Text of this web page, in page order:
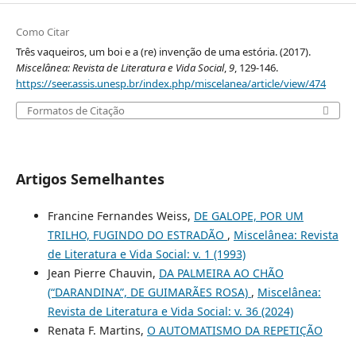
Como Citar
Três vaqueiros, um boi e a (re) invenção de uma estória. (2017).
Miscelânea: Revista de Literatura e Vida Social,9, 129-146.
https://seer.assis.unesp.br/index.php/miscelanea/article/view/474
Formatos de Citação
Artigos Semelhantes
Francine Fernandes Weiss, DE GALOPE, POR UM
TRILHO, FUGINDO DO ESTRADÃO , Miscelânea: Revista
de Literatura e Vida Social: v. 1 (1993)
Jean Pierre Chauvin, DA PALMEIRA AO CHÃO
(“DARANDINA”, DE GUIMARÃES ROSA) , Miscelânea:
Revista de Literatura e Vida Social: v. 36 (2024)
Renata F. Martins, O AUTOMATISMO DA REPETIÇÃO